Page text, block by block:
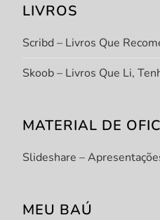
LIVROS
Scribd – Livros Que
Skoob – Livros Que Li,
MATERIAL DE
Slideshare –
MEU BAÚ